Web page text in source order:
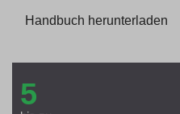
Handbuch herunterladen
5